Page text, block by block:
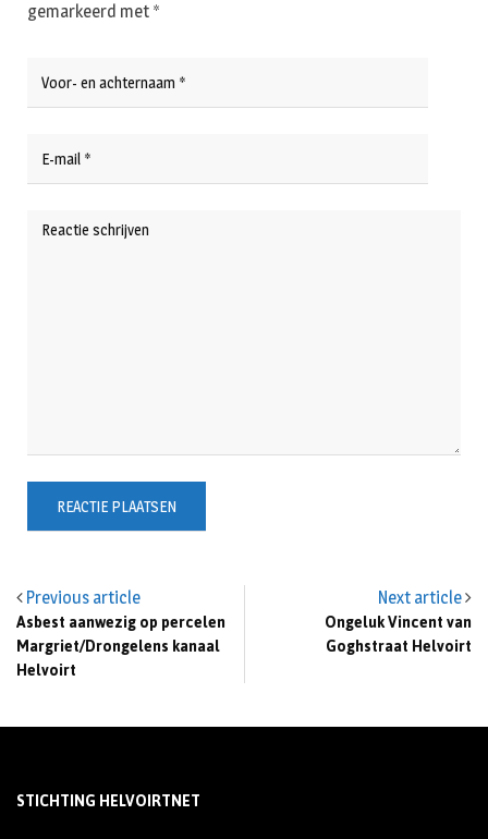
Previous article
Asbest aanwezig op percelen
Margriet/Drongelens kanaal
Helvoirt
Next article
Ongeluk Vincent van
Goghstraat Helvoirt
gemarkeerd met *
STICHTING HELVOIRTNET